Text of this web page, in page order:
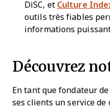
DiSC, et Culture
outils très fiables
informations
Découvrez
En tant que fondateur
ses clients un service de